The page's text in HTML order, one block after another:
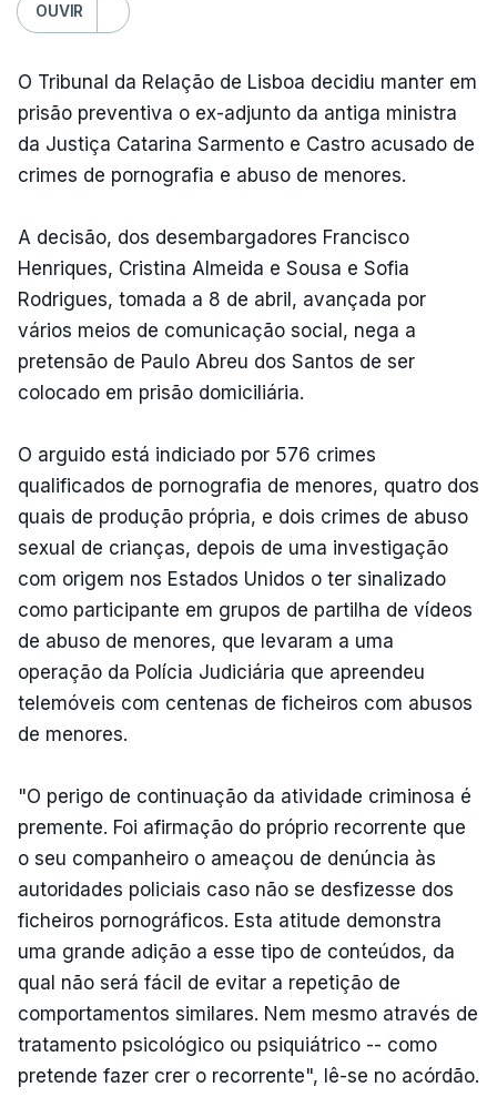
OUVIR
O Tribunal da Relação de Lisboa decidiu manter em
prisão preventiva o ex-adjunto da antiga ministra
da Justiça Catarina Sarmento e Castro acusado de
crimes de pornografia e abuso de menores.
A decisão, dos desembargadores Francisco
Henriques, Cristina Almeida e Sousa e Sofia
Rodrigues, tomada a 8 de abril, avançada por
vários meios de comunicação social, nega a
pretensão de Paulo Abreu dos Santos de ser
colocado em prisão domiciliária.
O arguido está indiciado por 576 crimes
qualificados de pornografia de menores, quatro dos
quais de produção própria, e dois crimes de abuso
sexual de crianças, depois de uma investigação
com origem nos Estados Unidos o ter sinalizado
como participante em grupos de partilha de vídeos
de abuso de menores, que levaram a uma
operação da Polícia Judiciária que apreendeu
telemóveis com centenas de ficheiros com abusos
de menores.
"O perigo de continuação da atividade criminosa é
premente. Foi afirmação do próprio recorrente que
o seu companheiro o ameaçou de denúncia às
autoridades policiais caso não se desfizesse dos
ficheiros pornográficos. Esta atitude demonstra
uma grande adição a esse tipo de conteúdos, da
qual não será fácil de evitar a repetição de
comportamentos similares. Nem mesmo através de
tratamento psicológico ou psiquiátrico -- como
pretende fazer crer o recorrente", lê-se no acórdão.